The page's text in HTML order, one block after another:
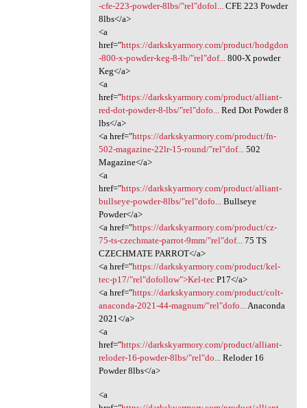
-cfe-223-powder-8lbs/"rel"dofol...CFE 223 Powder
8lbs</a>
<a
href="https://darkskyarmory.com/product/hodgdon
-800-x-powder-keg-8-lb/"rel"dof...800-X powder
Keg</a>
<a
href="https://darkskyarmory.com/product/alliant-
red-dot-powder-8-lbs/"rel"dofo...Red Dot Powder 8
lbs</a>
<a href="https://darkskyarmory.com/product/fn-
502-magazine-22lr-15-round/"rel"dof...502
Magazine</a>
<a
href="https://darkskyarmory.com/product/alliant-
bullseye-powder-8lbs/"rel"dofo...Bullseye
Powder</a>
<a href="https://darkskyarmory.com/product/cz-
75-ts-czechmate-parrot-9mm/"rel"dof...75 TS
CZECHMATE PARROT</a>
<a href="https://darkskyarmory.com/product/kel-
tec-p17/"rel"dofollow">Kel-tecP17</a>
<a href="https://darkskyarmory.com/product/colt-
anaconda-2021-44-magnum/"rel"dofo...Anaconda
2021</a>
<a
href="https://darkskyarmory.com/product/alliant-
reloder-16-powder-8lbs/"rel"do...Reloder 16
Powder 8lbs</a>
<a